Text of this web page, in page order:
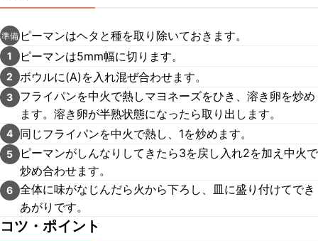
準備 ピーマンはヘタと種を取り除いておきます。
1 ピーマンは5mm幅に切ります。
2 ボウルに(A)を入れ混ぜ合わせます。
3
フライパンを中火で熱しマヨネーズをひき、溶き卵を炒め
ます。溶き卵が半熟状態になったら取り出します。
4 同じフライパンを中火で熱し、1を炒めます。
5
ピーマンがしんなりしてきたら3を戻し入れ2を加え中火で
炒め合わせます。
6 全体に味がなじんだら火から下ろし、皿に盛り付けてでき
あがりです。
コツ・ポイント